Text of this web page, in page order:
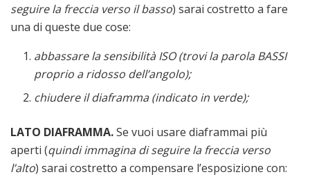
seguire la freccia verso il basso) sarai costretto a fare
una di queste due cose:
abbassare la sensibilità ISO (trovi la parola BASSI
proprio a ridosso dell’angolo);
chiudere il diaframma (indicato in verde);
LATO DIAFRAMMA.Se vuoi usare diaframmai più
aperti (quindi immagina di seguire la freccia verso
l’alto) sarai costretto a compensare l’esposizione con: